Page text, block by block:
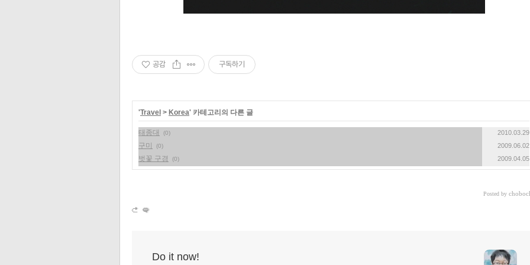
공감 구독하기
'Travel > Korea' 카테고리의 다른 글
태종대 (0) 2010.03.29
구미 (0) 2009.06.02
벗꽃 구경 (0) 2009.04.05
Posted by
Do it now!